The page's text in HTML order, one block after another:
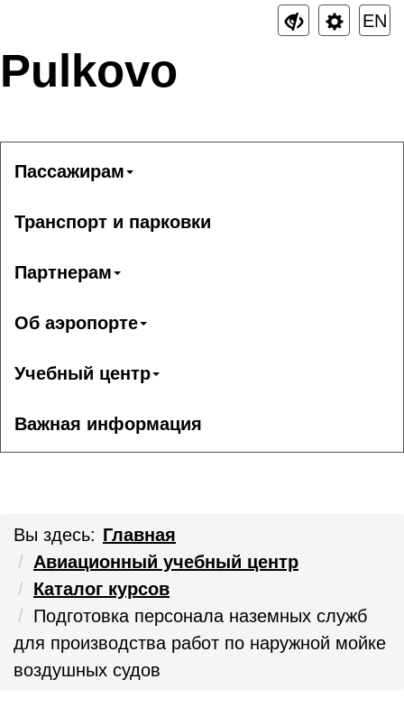
EN
Pulkovo
Пассажирам
Транспорт и парковки
Партнерам
Об аэропорте
Учебный центр
Важная информация
Вы здесь: Главная
Авиационный учебный центр
Каталог курсов
Подготовка персонала наземных служб
для производства работ по наружной мойке
воздушных судов